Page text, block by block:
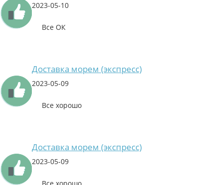
2023-05-10
Все ОК
Доставка морем (экспресс)
2023-05-09
Все хорошо
Доставка морем (экспресс)
2023-05-09